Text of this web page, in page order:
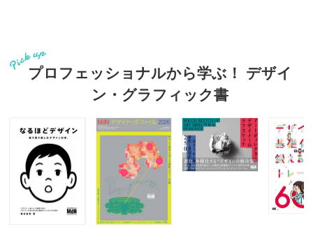
プロフェッショナルから学ぶ！ デザイ
ン・グラフィック書